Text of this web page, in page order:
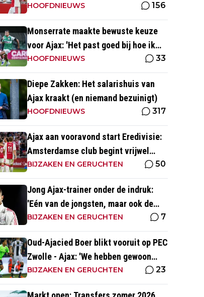
tegen PEC Zwolle
HOOFDNIEUWS 156
Monserrate maakte bewuste keuze
voor Ajax: 'Het past goed bij hoe ik
naar voetbal kijk’
HOOFDNIEUWS 33
Diepe Zakken: Het salarishuis van
Ajax kraakt (en niemand bezuinigt)
HOOFDNIEUWS 317
Ajax aan vooravond start Eredivisie:
Amsterdamse club begint vrijwel
altijd met zege
BIJZAKEN EN GERUCHTEN 50
Jong Ajax-trainer onder de indruk:
'Eén van de jongsten, maar ook de
meest volwassen'
BIJZAKEN EN GERUCHTEN 7
Oud-Ajacied Boer blikt vooruit op PEC
Zwolle - Ajax: 'We hebben gewoon
weer kans tegen Ajax'
BIJZAKEN EN GERUCHTEN 23